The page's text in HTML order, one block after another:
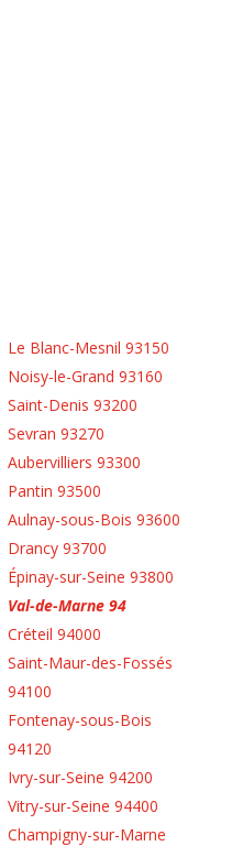
Le Blanc-Mesnil 93150
Noisy-le-Grand 93160
Saint-Denis 93200
Sevran 93270
Aubervilliers 93300
Pantin 93500
Aulnay-sous-Bois 93600
Drancy 93700
Épinay-sur-Seine 93800
Val-de-Marne 94
Créteil 94000
Saint-Maur-des-Fossés
94100
Fontenay-sous-Bois
94120
Ivry-sur-Seine 94200
Vitry-sur-Seine 94400
Champigny-sur-Marne